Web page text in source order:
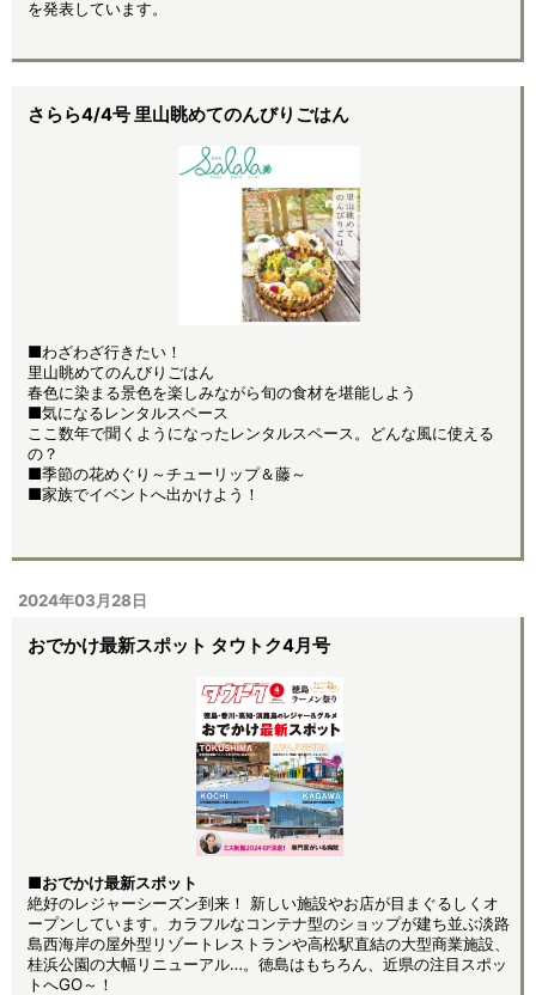
を発表しています。
さらら4/4号 里山眺めてのんびりごはん
■わざわざ行きたい！
里山眺めてのんびりごはん
春色に染まる景色を楽しみながら旬の食材を堪能しよう
■気になるレンタルスペース
ここ数年で聞くようになったレンタルスペース。どんな風に使える
の？
■季節の花めぐり～チューリップ＆藤～
■家族でイベントへ出かけよう！
2024年03月28日
おでかけ最新スポット タウトク4月号
■おでかけ最新スポット
絶好のレジャーシーズン到来！ 新しい施設やお店が目まぐるしくオ
ープンしています。カラフルなコンテナ型のショップが建ち並ぶ淡路
島西海岸の屋外型リゾートレストランや高松駅直結の大型商業施設、
桂浜公園の大幅リニューアル…。徳島はもちろん、近県の注目スポッ
トへGO～！